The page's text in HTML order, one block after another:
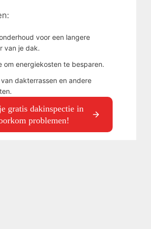
voor een langere
van je dak.
om energiekosten te besparen.
dakterrassen en andere
gratis dakinspectie in
problemen!